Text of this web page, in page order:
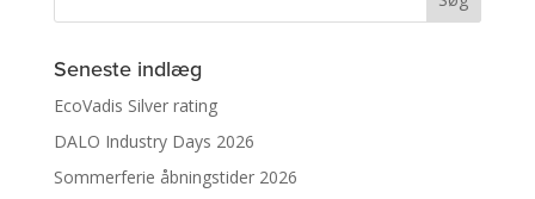
Seneste indlæg
EcoVadis Silver rating
DALO Industry Days 2026
Sommerferie åbningstider 2026